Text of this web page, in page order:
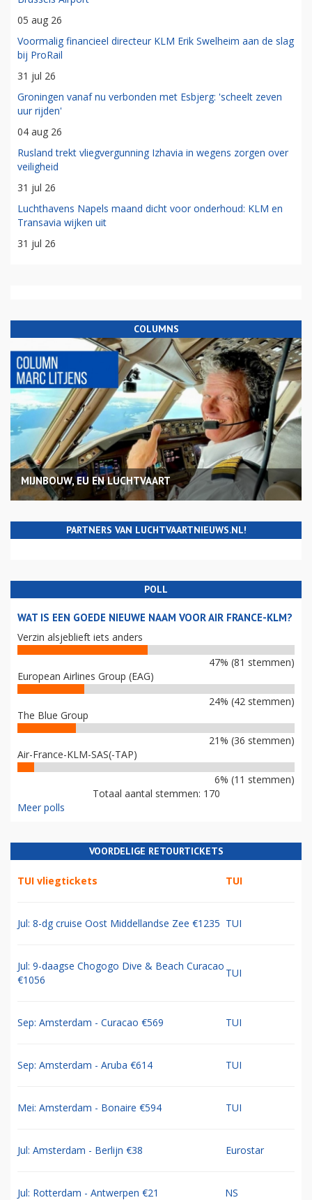
05 aug 26
Voormalig financieel directeur KLM Erik Swelheim aan de slag
bij ProRail
31 jul 26
Groningen vanaf nu verbonden met Esbjerg: 'scheelt zeven
uur rijden'
04 aug 26
Rusland trekt vliegvergunning Izhavia in wegens zorgen over
veiligheid
31 jul 26
Luchthavens Napels maand dicht voor onderhoud: KLM en
Transavia wijken uit
31 jul 26
COLUMNS
MIJNBOUW, EU EN LUCHTVAART
PARTNERS VAN LUCHTVAARTNIEUWS.NL!
POLL
WAT IS EEN GOEDE NIEUWE NAAM VOOR AIR FRANCE-KLM?
Verzin alsjeblieft iets anders
47% (81 stemmen)
European Airlines Group (EAG)
24% (42 stemmen)
The Blue Group
21% (36 stemmen)
Air-France-KLM-SAS(-TAP)
6% (11 stemmen)
Totaal aantal stemmen: 170
Meer polls
VOORDELIGE RETOURTICKETS
TUI vliegtickets TUI
Jul: 8-dg cruise Oost Middellandse Zee €1235 TUI
Jul: 9-daagse Chogogo Dive & Beach Curacao
€1056
TUI
Sep: Amsterdam - Curacao €569 TUI
Sep: Amsterdam - Aruba €614 TUI
Mei: Amsterdam - Bonaire €594 TUI
Jul: Amsterdam - Berlijn €38 Eurostar
Jul: Rotterdam - Antwerpen €21 NS